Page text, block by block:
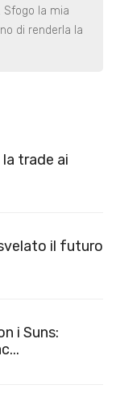
la mia
di renderla la
trade ai
il futuro
i Suns: